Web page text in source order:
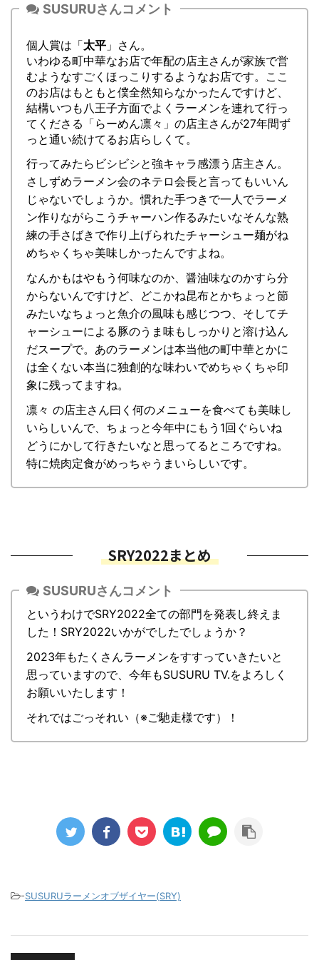
SUSURUさんコメント
個人賞は「太平 」さん。
いわゆる町中華なお店で年配の店主さんが家族で営
むようなすごくほっこりするようなお店です。ここ
のお店はもともと僕全然知らなかったんですけど、
結構いつも八王子方面でよくラーメンを連れて行っ
てくださる「らーめん凛々」の店主さんが27年間ず
っと通い続けてるお店らしくて。
行ってみたらビシビシと強キャラ感漂う店主さん。
さしずめラーメン会のネテロ会長と言ってもいいん
じゃないでしょうか。慣れた手つきで一人でラーメ
ン作りながらこうチャーハン作るみたいなそんな熟
練の手さばきで作り上げられたチャーシュー麺がね
めちゃくちゃ美味しかったんですよね。
なんかもはやもう何味なのか、醤油味なのかすら分
からないんですけど、どこかね昆布とかちょっと節
みたいなちょっと魚介の風味も感じつつ、そしてチ
ャーシューによる豚のうま味もしっかりと溶け込ん
だスープで。あのラーメンは本当他の町中華とかに
は全くない本当に独創的な味わいでめちゃくちゃ印
象に残ってますね。
凛々 の店主さん曰く何のメニューを食べても美味し
いらしいんで、ちょっと今年中にもう1回ぐらいね
どうにかして行きたいなと思ってるところですね。
特に焼肉定食がめっちゃうまいらしいです。
SRY2022まとめ
SUSURUさんコメント
というわけでSRY2022全ての部門を発表し終えま
した！SRY2022いかがでしたでしょうか？
2023年もたくさんラーメンをすすっていきたいと
思っていますので、今年もSUSURU TV.をよろしく
お願いいたします！
それではごっそれい（※ご馳走様です）！
-SUSURUラーメンオブザイヤー(SRY)